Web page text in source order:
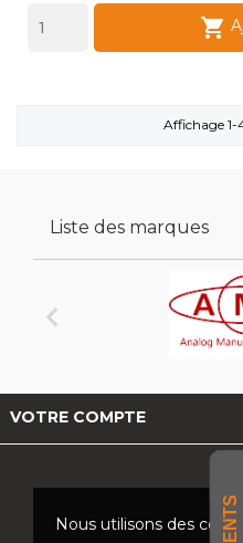

Affichage 1-
Liste des marques

VOTRE COMPTE
Nous utilisons des